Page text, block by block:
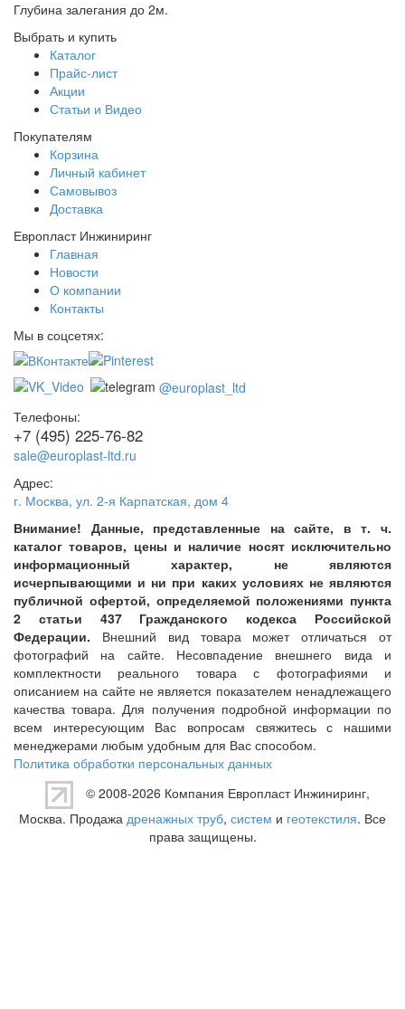
Глубина залегания до 2м.
Выбрать и купить
Каталог
Прайс-лист
Акции
Статьи и Видео
Покупателям
Корзина
Личный кабинет
Самовывоз
Доставка
Европласт Инжиниринг
Главная
Новости
О компании
Контакты
Мы в соцсетях:
@europlast_ltd
Телефоны:
+7 (495) 225-76-82
sale@europlast-ltd.ru
Адрес:
г. Москва, ул. 2-я Карпатская, дом 4
Внимание! Данные, представленные на сайте, в т. ч.
каталог товаров, цены и наличие носят исключительно
информационный характер, не являются
исчерпывающими и ни при каких условиях не являются
публичной офертой, определяемой положениями пункта
2 статьи 437 Гражданского кодекса Российской
Федерации. Внешний вид товара может отличаться от
фотографий на сайте. Несовпадение внешнего вида и
комплектности реального товара с фотографиями и
описанием на сайте не является показателем ненадлежащего
качества товара. Для получения подробной информации по
всем интересующим Вас вопросам свяжитесь с нашими
менеджерами любым удобным для Вас способом.
Политика обработки персональных данных
© 2008-2026 Компания Европласт Инжиниринг,
Москва. Продажа дренажных труб, систем и геотекстиля. Все
права защищены.